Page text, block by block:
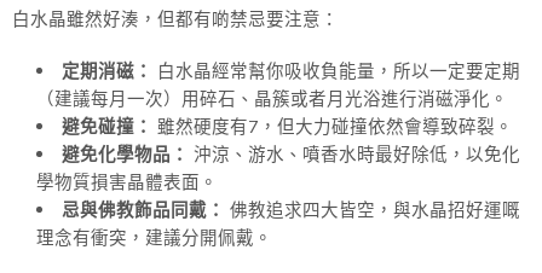
白水晶雖然好湊，但都有啲禁忌要注意：
定期消磁： 白水晶經常幫你吸收負能量，所以一定要定期
（建議每月一次）用碎石、晶簇或者月光浴進行消磁淨化。
避免碰撞： 雖然硬度有7，但大力碰撞依然會導致碎裂。
避免化學物品： 沖涼、游水、噴香水時最好除低，以免化
學物質損害晶體表面。
忌與佛教飾品同戴： 佛教追求四大皆空，與水晶招好運嘅
理念有衝突，建議分開佩戴。